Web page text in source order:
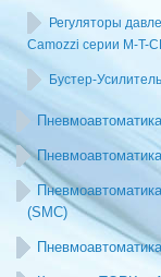
Регуляторы
Camozzi серии M-T-
Бустер-
(SMC)